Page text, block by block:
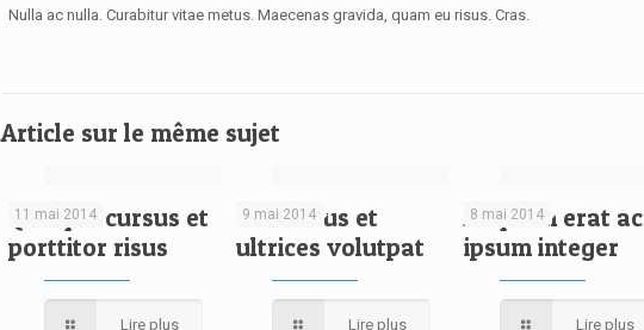
Nulla ac nulla. Curabitur vitae metus. Maecenas gravida, quam eu risus. Cras.
Article sur le même sujet
11 mai 2014
Quisque cursus et
porttitor risus
Lire plus
9 mai 2014
Penatibus et
ultrices volutpat
Lire plus
8 mai 2014
Aliquam erat ac
ipsum integer
Lire plus